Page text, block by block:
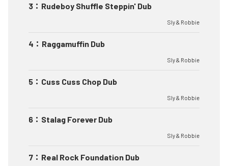
3 ： Rudeboy Shuffle Steppin' Dub
Sly & Robbie
4 ： Raggamuffin Dub
Sly & Robbie
5 ： Cuss Cuss Chop Dub
Sly & Robbie
6 ： Stalag Forever Dub
Sly & Robbie
7 ： Real Rock Foundation Dub